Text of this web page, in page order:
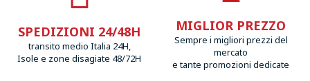
SPEDIZIONI 24/48H
transito medio Italia 24H,
Isole e zone disagiate 48/72H
MIGLIOR PREZZO
Sempre i migliori prezzi del
mercato
e tante promozioni dedicate